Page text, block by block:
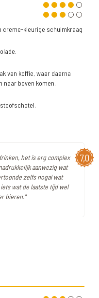
creme-kleurige schuimkraag
van koffie, waar daarna
naar boven komen.
7,0
het is erg complex
aanwezig wat
zelfs nogal wat
wat de laatste tijd wel
bieren."